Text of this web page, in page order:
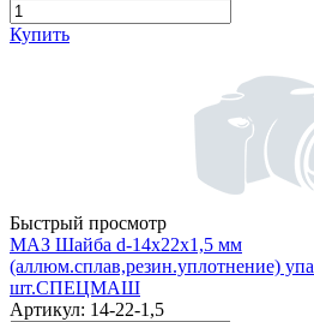
Купить
Быстрый просмотр
МАЗ Шайба d-14х22х1,5 мм
(аллюм.сплав,резин.уплотнение)
шт.СПЕЦМАШ
Артикул: 14-22-1,5